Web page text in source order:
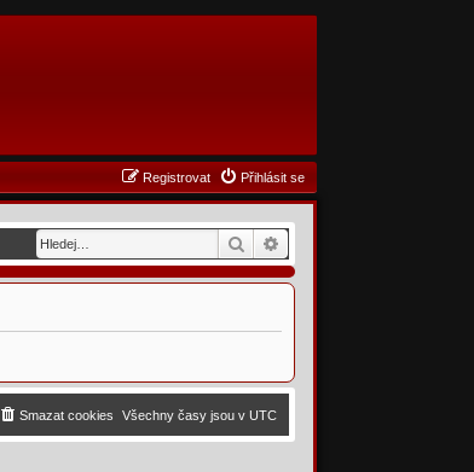
Přihlásit se
Registrovat
Hledat
Všechny časy jsou vUTC
Smazat cookies